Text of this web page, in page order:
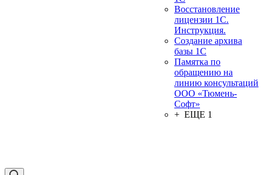
Восстановление
лицензии 1С.
Инструкция.
Создание архива
базы 1С
Памятка по
обращению на
линию консультаций
ООО «Тюмень-
Софт»
+ ЕЩЕ 1